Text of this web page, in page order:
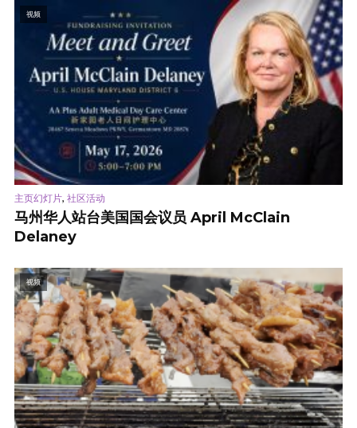
视频
主页幻灯片, 社区活动
马州华人站台美国国会议员 April McClain
Delaney
视频